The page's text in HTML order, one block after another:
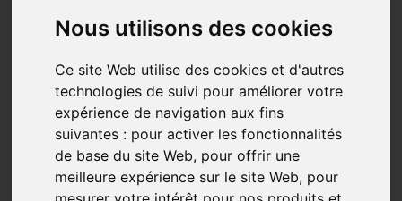
Nous utilisons des cookies
Ce site Web utilise des cookies et d'autres
technologies de suivi pour améliorer votre
expérience de navigation aux fins
suivantes : pour activer les fonctionnalités
de base du site Web, pour offrir une
meilleure expérience sur le site Web, pour
Divided Trail
Aventure Continental Divide Trail Plein-Air
Jun 21, 2021
« c’est une fierté d’avoir passé çà. »